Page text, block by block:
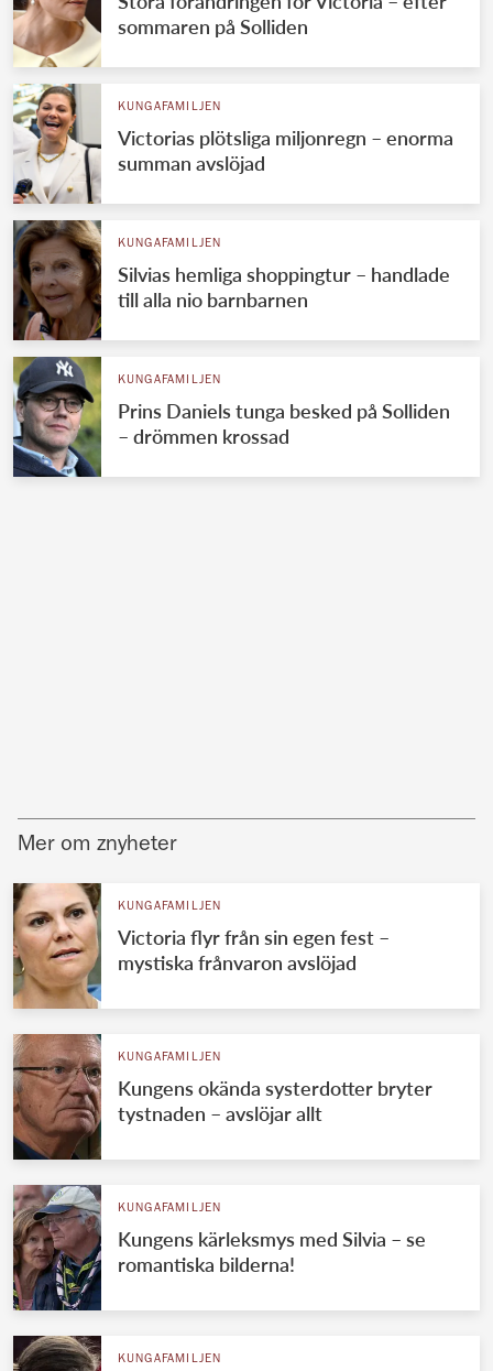
sommaren på Solliden
KUNGAFAMILJEN
Victorias plötsliga miljonregn – enorma
summan avslöjad
KUNGAFAMILJEN
Silvias hemliga shoppingtur – handlade
till alla nio barnbarnen
KUNGAFAMILJEN
Prins Daniels tunga besked på Solliden
– drömmen krossad
Mer om znyheter
KUNGAFAMILJEN
Victoria flyr från sin egen fest –
mystiska frånvaron avslöjad
KUNGAFAMILJEN
Kungens okända systerdotter bryter
tystnaden – avslöjar allt
KUNGAFAMILJEN
Kungens kärleksmys med Silvia – se
romantiska bilderna!
KUNGAFAMILJEN